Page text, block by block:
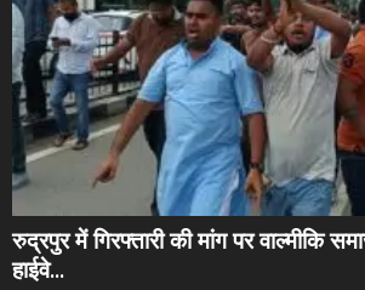
रुद्रपुर में गिरफ्तारी की मांग पर वाल्मीकि
हाईवे...